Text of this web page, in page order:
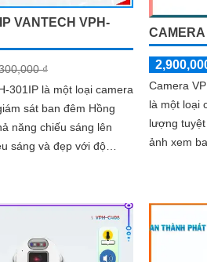
VANTECH VPH-
₫
301IP là một loại camera
sát ban đêm Hồng
năng chiếu sáng lên
sáng và đẹp với độ
Camera
là một loại
lượng tuyệt vời. Camera
ảnh xem